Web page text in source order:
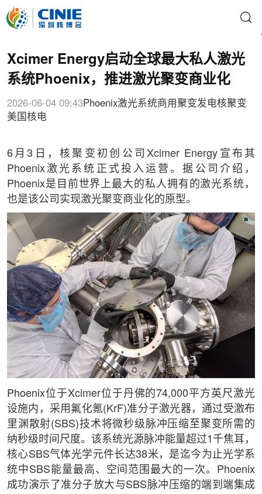
Xcimer Energy启动全球最大私人激光
系统Phoenix，推进激光聚变商业化
2026-06-04 09:43Phoenix激光系统商用聚变发电核聚变
美国核电
6月3日，核聚变初创公司Xcimer Energy宣布其
Phoenix激光系统正式投入运营。据公司介绍，
Phoenix是目前世界上最大的私人拥有的激光系统，
也是该公司实现激光聚变商业化的原型。
Phoenix位于Xcimer位于丹佛的74,000平方英尺激光
设施内，采用氟化氪(KrF)准分子激光器，通过受激布
里渊散射(SBS)技术将微秒级脉冲压缩至聚变所需的
纳秒级时间尺度。该系统光源脉冲能量超过1千焦耳，
核心SBS气体光学元件长达38米，是迄今为止光学系
统中SBS能量最高、空间范围最大的一次。Phoenix
成功演示了准分子放大与SBS脉冲压缩的端到端集成